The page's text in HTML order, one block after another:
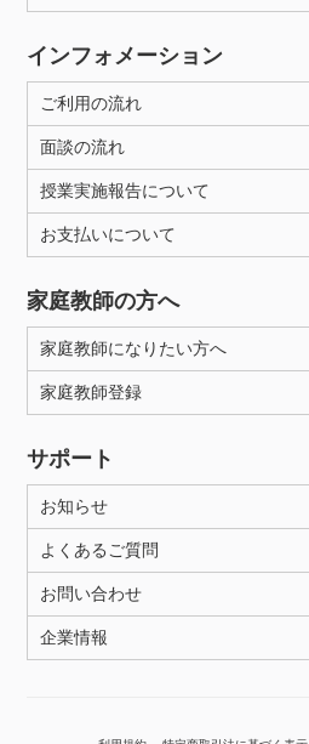
距離：15km以内
年齢：18-101歳
インフォメーション
ご利用の流れ
面談の流れ
授業実施報告について
お支払いについて
家庭教師の方へ
家庭教師になりたい方へ
家庭教師登録
サポート
お知らせ
よくあるご質問
お問い合わせ
企業情報